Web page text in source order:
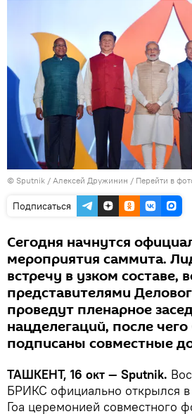
© Sputnik / Алексей Дружинин / Перейти в
Подписаться
Сегодня начнутся
мероприятия саммита.
встречу в узком составе,
представителями
проведут пленарное
нацделегаций, после
подписаны совместные
ТАШКЕНТ, 16 окт — Sputnik.
БРИКС официально открылся
Гоа церемонией совместного